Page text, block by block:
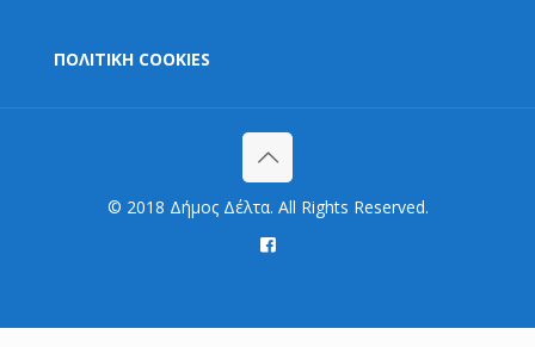
ΠΟΛΙΤΙΚΗ COOKIES
© 2018 Δήμος Δέλτα. All Rights Reserved.